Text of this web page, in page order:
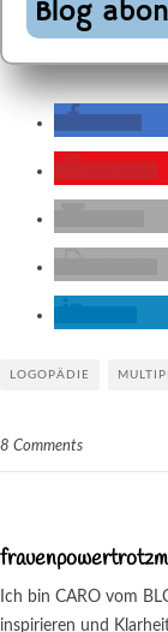
LOGOPÄDIE
8 Comments
Ich bin CARO vom
inspirieren und